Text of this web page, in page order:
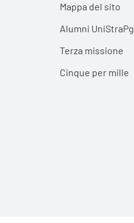
Mappa del sito
Alumni UniStraPg
Terza missione
Cinque per mille